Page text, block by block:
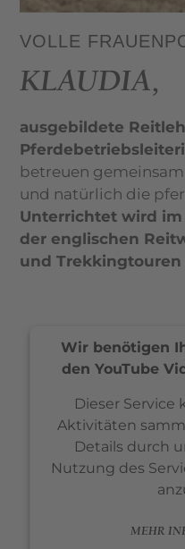
VOLLE
KLAUDIA,
ausgebildete
betreuen
und natürlich die
Unterrichtet wird
der englischen
und Trekkingtouren
Wir benötigen
den YouTube
Dieser Service
Aktivitäten
Details durch
Nutzung des
MEHR